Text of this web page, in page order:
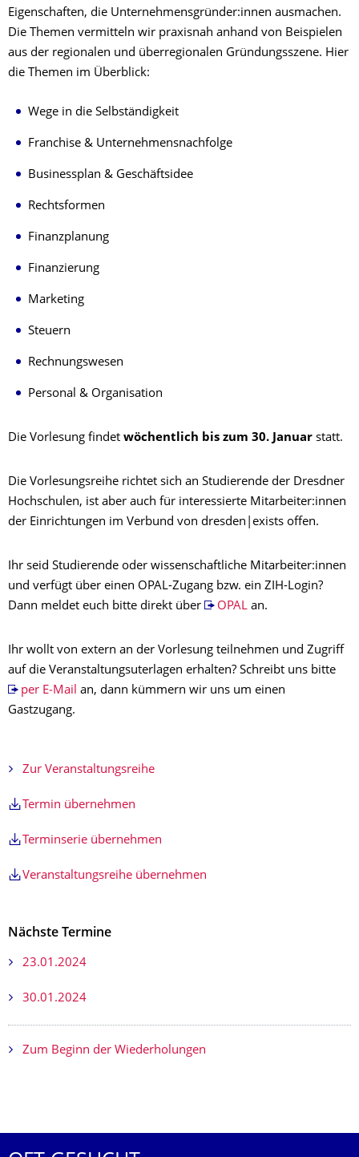
Eigenschaften, die Unternehmensgründer:innen ausmachen.
Die Themen vermitteln wir praxisnah anhand von Beispielen
aus der regionalen und überregionalen Gründungsszene. Hier
die Themen im Überblick:
Wege in die Selbständigkeit
Franchise & Unternehmensnachfolge
Businessplan & Geschäftsidee
Rechtsformen
Finanzplanung
Finanzierung
Marketing
Steuern
Rechnungswesen
Personal & Organisation
Die Vorlesung findet wöchentlich bis zum 30. Januar statt.
Die Vorlesungsreihe richtet sich an Studierende der Dresdner
Hochschulen, ist aber auch für interessierte Mitarbeiter:innen
der Einrichtungen im Verbund von dresden|exists offen.
Ihr seid Studierende oder wissenschaftliche Mitarbeiter:innen
und verfügt über einen OPAL-Zugang bzw. ein ZIH-Login?
Dann meldet euch bitte direkt über
OPALan.
Ihr wollt von extern an der Vorlesung teilnehmen und Zugriff
auf die Veranstaltungsuterlagen erhalten? Schreibt uns bitte
per E‑Mail an, dann kümmern wir uns um einen
Gastzugang.
Zur Veranstaltungsreihe
Termin übernehmen
Terminserie übernehmen
Veranstaltungsreihe übernehmen
Nächste Termine
23.01.2024
30.01.2024
Zum Beginn der Wiederholungen